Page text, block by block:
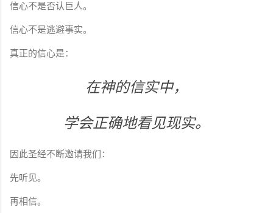
信心不是否认巨人。
信心不是逃避事实。
真正的信心是：
在神的信实中，
学会正确地看见现实。
因此圣经不断邀请我们：
先听见。
再相信。